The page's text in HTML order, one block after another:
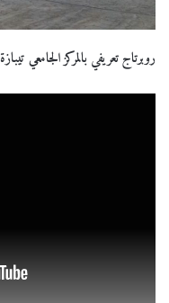
روبرتاج تعريفي بالمركز الجامعي تيبازة